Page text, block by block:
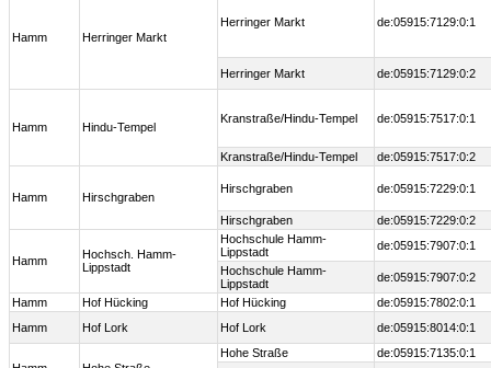
Hamm Herringer Markt
Herringer Markt de:05915:7129:0:1
Herringer Markt de:05915:7129:0:2
Hamm Hindu-Tempel
Kranstraße/Hindu-Tempel de:05915:7517:0:1
Kranstraße/Hindu-Tempel de:05915:7517:0:2
Hamm Hirschgraben
Hirschgraben de:05915:7229:0:1
Hirschgraben de:05915:7229:0:2
Hamm
Hochsch. Hamm-
Lippstadt
Hochschule Hamm-
Lippstadt
de:05915:7907:0:1
Hochschule Hamm-
Lippstadt
de:05915:7907:0:2
Hamm
Hof Hücking Hof Hücking
de:05915:7802:0:1
Hamm
Hof Lork Hof Lork de:05915:8014:0:1
Hohe Straße
de:05915:7135:0:1